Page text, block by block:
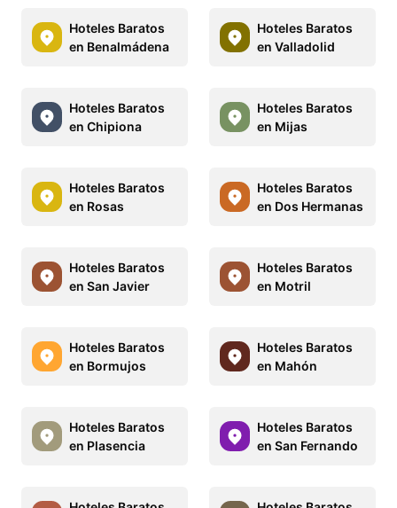
Hoteles Baratos
en Benalmádena
Hoteles Baratos
en Valladolid
Hoteles Baratos
en Chipiona
Hoteles Baratos
en Mijas
Hoteles Baratos
en Rosas
Hoteles Baratos
en Dos Hermanas
Hoteles Baratos
en San Javier
Hoteles Baratos
en Motril
Hoteles Baratos
en Bormujos
Hoteles Baratos
en Mahón
Hoteles Baratos
en Plasencia
Hoteles Baratos
en San Fernando